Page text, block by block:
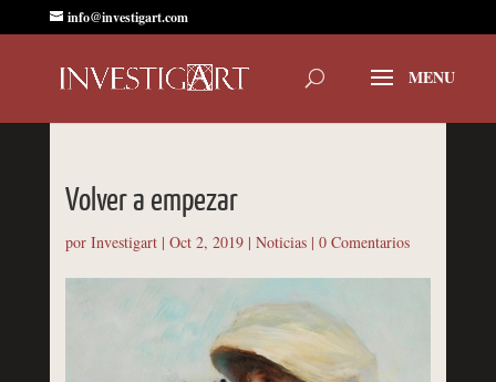
info@investigart.com
Volver a empezar
por Investigart| Oct 2, 2019| Noticias| 0 Comentarios